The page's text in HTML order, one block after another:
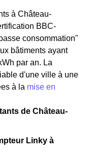
à Château-
BBC-
consommation"
bâtiments ayant
par an. La
d'une ville à une
à la mise en
de Château-
Linky à